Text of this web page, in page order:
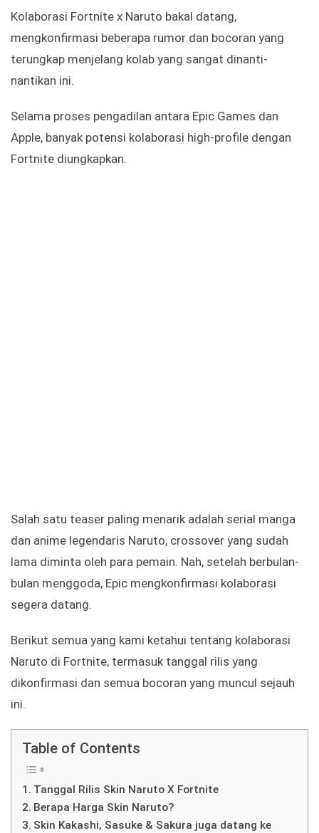
Kolaborasi Fortnite x Naruto bakal datang,
mengkonfirmasi beberapa rumor dan bocoran yang
terungkap menjelang kolab yang sangat dinanti-
nantikan ini.
Selama proses pengadilan antara Epic Games dan
Apple, banyak potensi kolaborasi high-profile dengan
Fortnite diungkapkan.
Salah satu teaser paling menarik adalah serial manga
dan anime legendaris Naruto, crossover yang sudah
lama diminta oleh para pemain. Nah, setelah berbulan-
bulan menggoda, Epic mengkonfirmasi kolaborasi
segera datang.
Berikut semua yang kami ketahui tentang kolaborasi
Naruto di Fortnite, termasuk tanggal rilis yang
dikonfirmasi dan semua bocoran yang muncul sejauh
ini.
Table of Contents
Tanggal Rilis Skin Naruto X Fortnite
Berapa Harga Skin Naruto?
Skin Kakashi, Sasuke & Sakura juga datang ke